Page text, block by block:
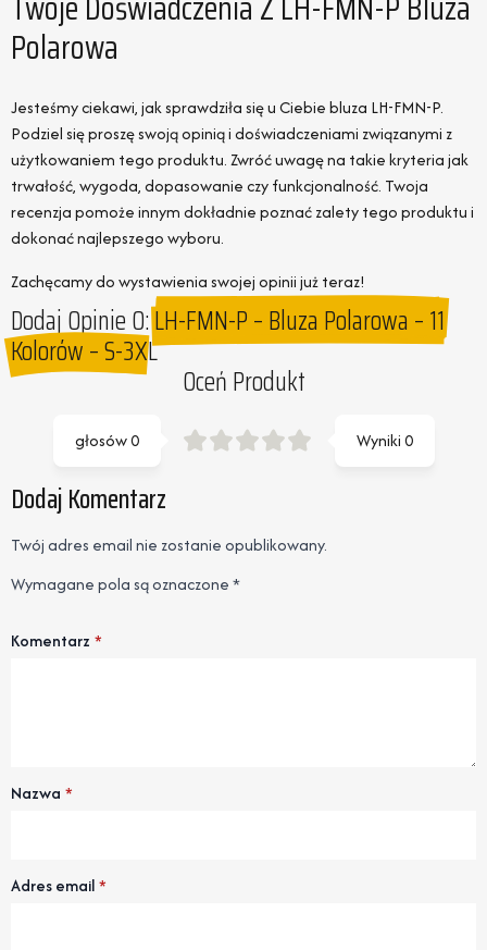
Polarowa
Jesteśmy ciekawi, jak sprawdziła się u Ciebie bluza LH-FMN-P.
Podziel się proszę swoją opinią i doświadczeniami związanymi z
użytkowaniem tego produktu. Zwróć uwagę na takie kryteria jak
trwałość, wygoda, dopasowanie czy funkcjonalność. Twoja
recenzja pomoże innym dokładnie poznać zalety tego produktu i
dokonać najlepszego wyboru.
Zachęcamy do wystawienia swojej opinii już teraz!
Dodaj Opinie O:LH-FMN-P – Bluza Polarowa – 11
Kolorów – S-3XL
Oceń Produkt
Wyniki0
głosów0
Dodaj Komentarz
Twój adres email nie zostanie opublikowany.
Wymagane pola są oznaczone*
Komentarz *
Nazwa *
Adres email*